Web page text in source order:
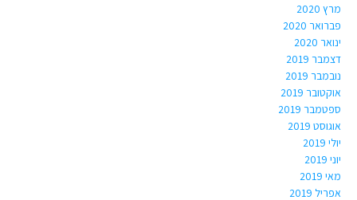
מרץ 2020
פברואר 2020
ינואר 2020
דצמבר 2019
נובמבר 2019
אוקטובר 2019
ספטמבר 2019
אוגוסט 2019
יולי 2019
יוני 2019
מאי 2019
אפריל 2019